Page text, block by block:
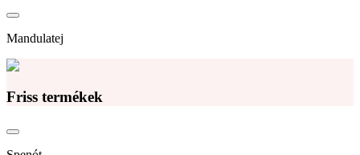
Mandulatej
Friss termékek